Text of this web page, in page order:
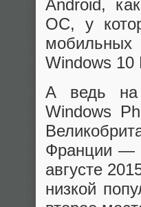
Android,
ОС, у
Windows 10
А ведь на
Windows
Франции —
августе
низкой